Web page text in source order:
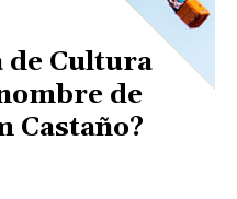
de Cultura
de
Castaño?